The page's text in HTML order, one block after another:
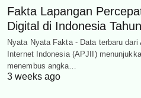
Fakta Lapangan
Digital di Indonesia
Nyata Nyata Fakta - Data terbaru
Internet Indonesia (APJII)
menembus angka…
3 weeks ago